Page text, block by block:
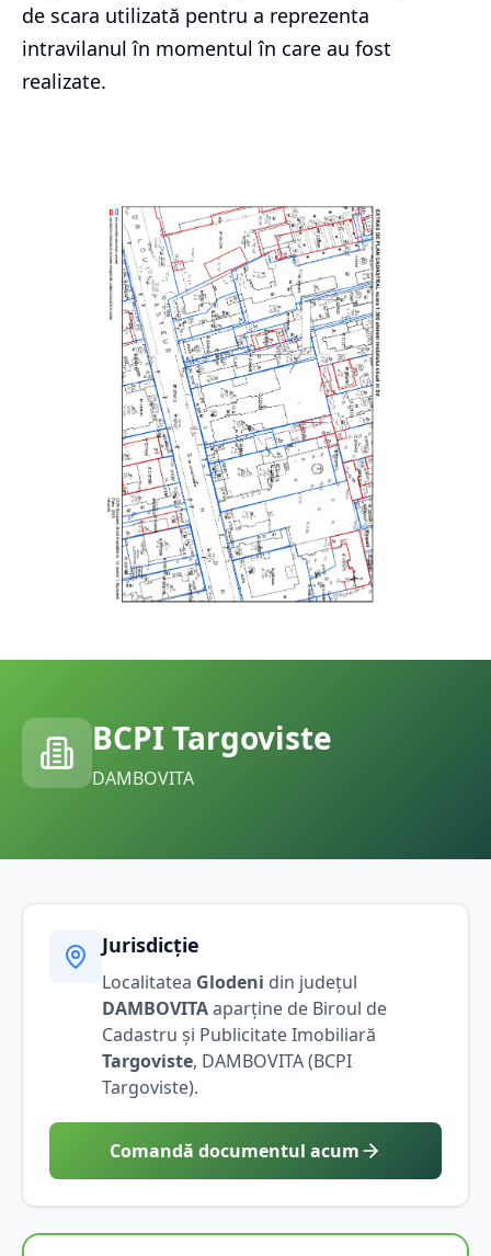
de scara utilizată pentru a reprezenta
intravilanul în momentul în care au fost
realizate.
BCPI Targoviste
DAMBOVITA
Jurisdicție
Localitatea Glodeni din județul
DAMBOVITAaparține de Biroul de
Cadastru și Publicitate Imobiliară
Targoviste, DAMBOVITA(BCPI
Targoviste).
Comandă documentul acum